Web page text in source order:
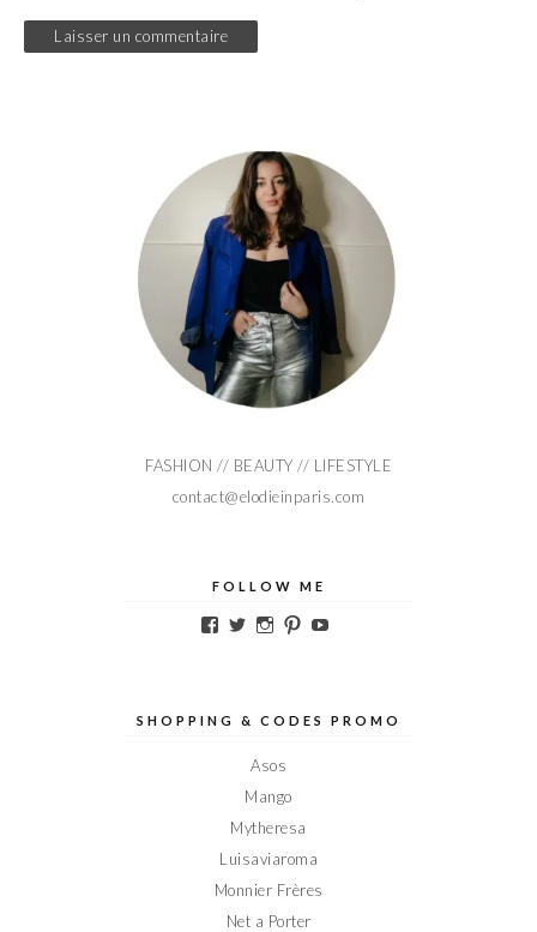
FASHION // BEAUTY // LIFESTYLE
contact@elodieinparis.com
FOLLOW ME
Voir
sur
Voir
sur
Voir
sur
Voir
sur sur
SHOPPING & CODES PROMO
Asos
Mango
Mytheresa
Luisaviaroma
Monnier Frères
Net a Porter